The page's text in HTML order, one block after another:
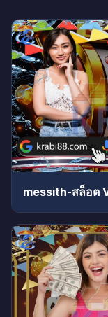
messith-สล็อต